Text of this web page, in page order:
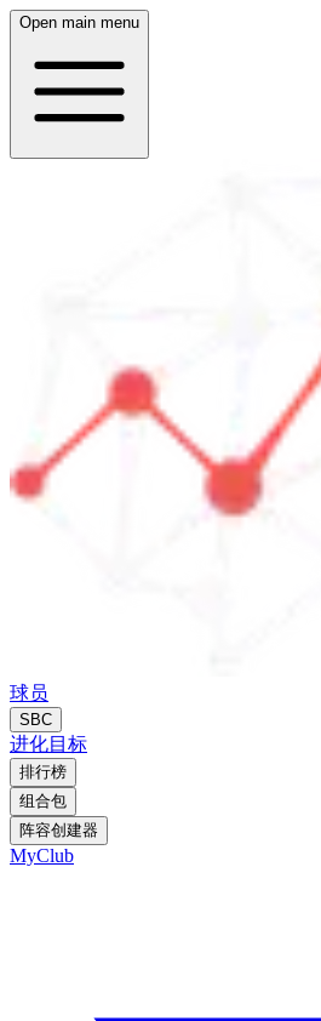
Open main menu
球员
SBC
进化目标
排行榜
组合包
阵容创建器
MyClub